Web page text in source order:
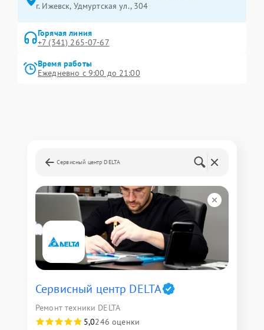
г. Ижевск, Удмуртская ул., 304
Горячая линия
+7 (341) 265-07-67
Время работы
Ежедневно с 9:00 до 21:00
Сервисный центр DELTA
Сервисный центр DELTA
Ремонт техники DELTA
5,0246 оценки